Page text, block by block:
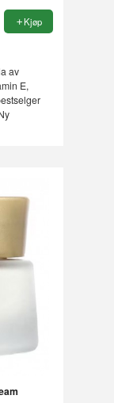
Kjøp
av
E,